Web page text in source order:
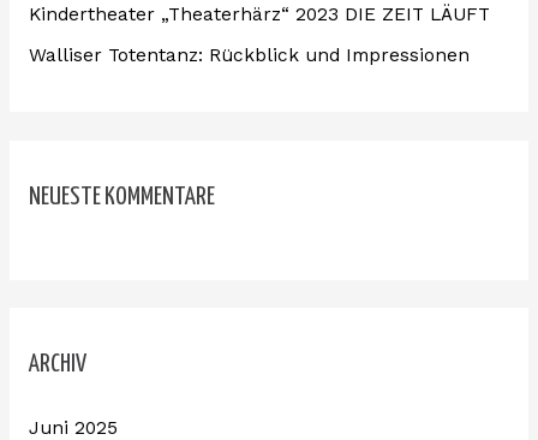
:Kindertheater „Theaterhärz“ 2023 DIE ZEIT LÄUFT
Walliser Totentanz: Rückblick und Impressionen
NEUESTE KOMMENTARE
ARCHIV
Juni 2025